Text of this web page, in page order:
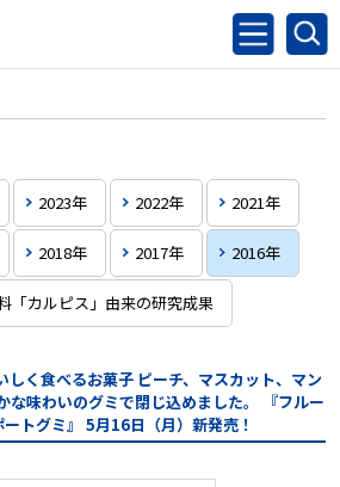
2023年 2022年 2021年
2018年 2017年 2016年
「カルピス」由来の研究成果
しく食べるお菓子 ピーチ、マスカット、マン
な味わいのグミで閉じ込めました。
『フルー
トグミ』 5月16日（月）新発売！